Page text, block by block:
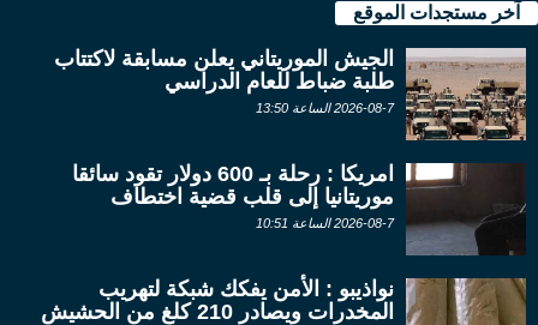
آخر مستجدات الموقع
الجيش الموريتاني يعلن مسابقة لاكتتاب
طلبة ضباط للعام الدراسي
2026-08-7 الساعة 13:50
امريكا : رحلة بـ 600 دولار تقود سائقا
موريتانيا إلى قلب قضية اختطاف
2026-08-7 الساعة 10:51
نواذيبو : الأمن يفكك شبكة لتهريب
المخدرات ويصادر 210 كلغ من الحشيش